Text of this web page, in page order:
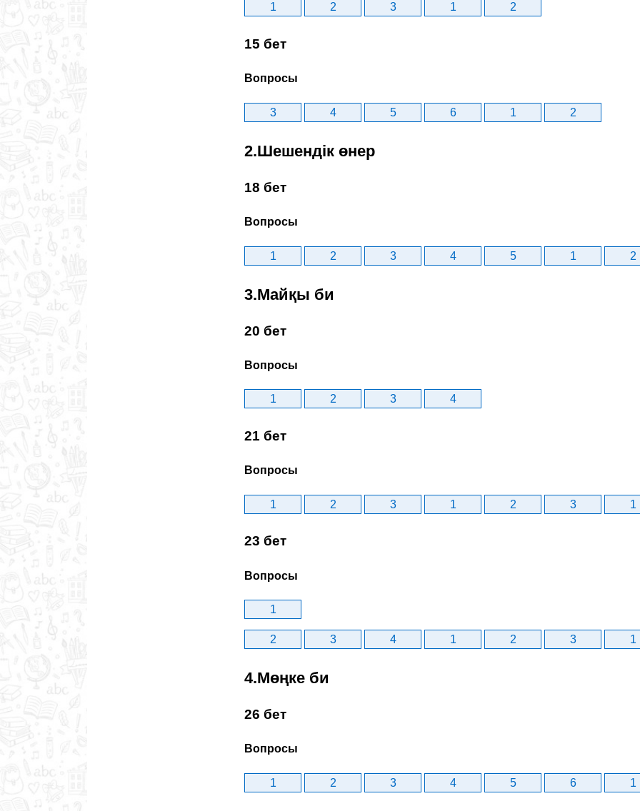
1 2 3 1 2
15 бет
Вопросы
3 4 5 6 1 2
2.Шешендік өнер
18 бет
Вопросы
1 2 3 4 5 1 2
3.Майқы би
20 бет
Вопросы
1 2 3 4
21 бет
Вопросы
1 2 3 1 2 3 1
23 бет
Вопросы
1
2 3 4 1 2 3 1
4.Мөңке би
26 бет
Вопросы
1 2 3 4 5 6 1